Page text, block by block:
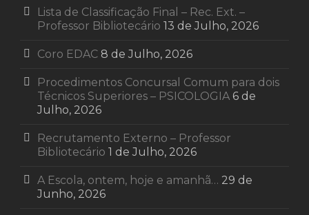
Lista de Classificação Final – Rec. Ext. –
Professor Bibliotecário 13 de Julho, 2026
Coro EDAC 8 de Julho, 2026
Procedimentos Concursal Comum para dois
Técnicos Superiores – PSICOLOGIA 6 de
Julho, 2026
Recrutamento Externo – Professor
Bibliotecário 1 de Julho, 2026
A Escola, ontem, hoje e amanhã… 29 de
Junho, 2026